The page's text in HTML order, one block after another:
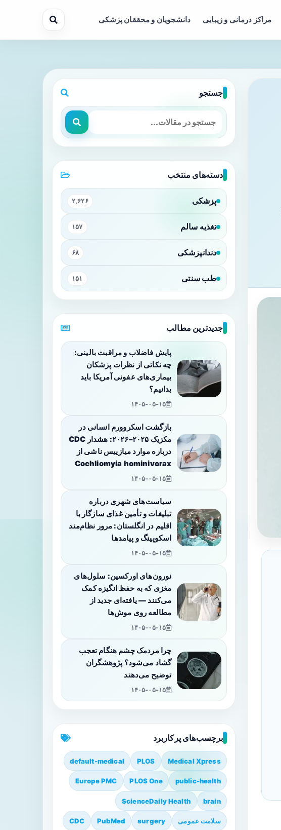
مراکز درمانی و زیبایی دانشجویان و محققان پزشکی
جستجو
دسته‌های منتخب
پزشکی ۲,۶۲۶
تغذیه سالم ۱۵۷
دندانپزشکی ۶۸
طب سنتی ۱۵۱
جدیدترین مطالب
پایش فاضلاب و مراقبت بالینی:
چه نکاتی از نظرات پزشکان
بیماری‌های عفونی آمریکا باید
بدانیم؟
۱۴۰۵-۰۵-۱۵
بازگشت اسکروورم انسانی در
مکزیک ۲۰۲۵–۲۰۲۶: هشدار CDC
درباره موارد میازییس ناشی از
Cochliomyia hominivorax
۱۴۰۵-۰۵-۱۵
سیاست‌های شهری درباره
تبلیغات و تأمین غذای سازگار با
اقلیم در انگلستان: مرور نظام‌مند
اسکوپینگ و پیامدها
۱۴۰۵-۰۵-۱۵
نورون‌های اورکسین: سلول‌های
مغزی که به حفظ انگیزه کمک
می‌کنند — یافته‌ای جدید از
مطالعه روی موش‌ها
۱۴۰۵-۰۵-۱۵
چرا مردمک چشم هنگام تعجب
گشاد می‌شود؟ پژوهشگران
توضیح می‌دهند
۱۴۰۵-۰۵-۱۵
برچسب‌های پرکاربرد
Medical Xpress
PLOS
default-medical
public-health
PLOS One
Europe PMC
brain
ScienceDaily Health
سلامت عمومی surgery
PubMed
CDC